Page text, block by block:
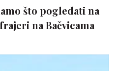
što pogledati na
na Bačvicama